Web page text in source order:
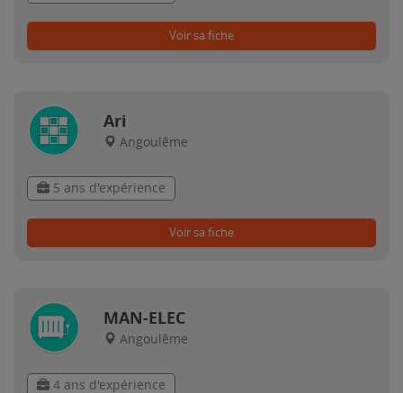
Voir sa fiche
Ari
Angoulême
5 ans d'expérience
Voir sa fiche
MAN-ELEC
Angoulême
4 ans d'expérience